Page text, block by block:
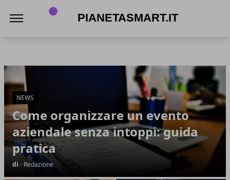
Articoli in Evidenza
NEWS
Come organizzare un evento
aziendale senza intoppi: guida
pratica
di - Redazione